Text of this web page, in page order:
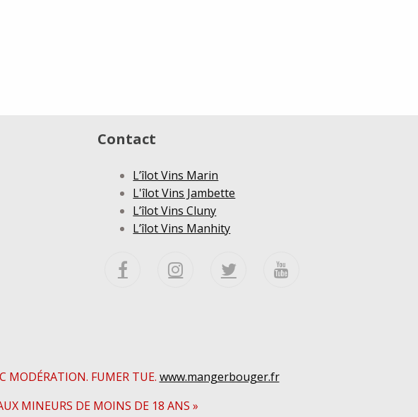
Contact
L’îlot Vins Marin
L'îlot Vins Jambette
L’îlot Vins Cluny
L’îlot Vins Manhity
MODÉRATION. FUMER TUE. www.mangerbouger.fr
MINEURS DE MOINS DE 18 ANS »